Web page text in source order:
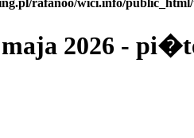
rafanoo/wici.info/
2026 -